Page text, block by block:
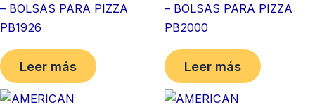
– BOLSAS PARA PIZZA
PB1926
Leer más
– BOLSAS PARA PIZZA
PB2000
Leer más